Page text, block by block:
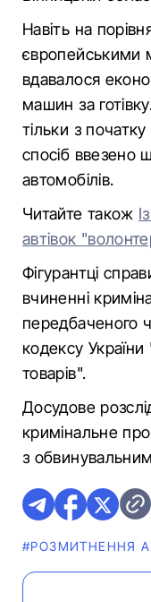
Навіть на
європейськими
вдавалося
машин за
тільки з
спосіб ввезено
автомобілів.
Читайте також
автівок
Фігурантці
вчиненні
передбаченого
кодексу
товарів".
Досудове
кримінальне
з
#РОЗМИТНЕННЯ